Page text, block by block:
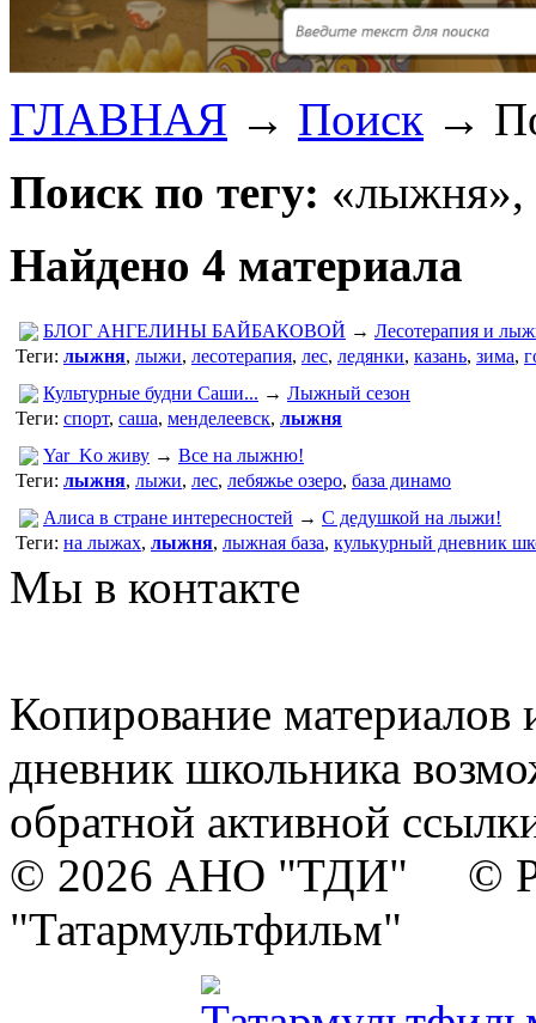
ГЛАВНАЯ → Поиск →
Поиск по тегу: «лыжня»,
Найдено 4 материала
БЛОГ АНГЕЛИНЫ БАЙБАКОВОЙ → Лесотерапия и
Теги: лыжня, лыжи, лесотерапия, лес, ледянки, казань, зима,
Культурные будни Саши... → Лыжный сезон
Теги: спорт, саша, менделеевск, лыжня
Yar_Ko живу → Все на лыжню!
Теги: лыжня, лыжи, лес, лебяжье озеро, база динамо
Алиса в стране интересностей → С дедушкой на лыжи!
Теги: на лыжах, лыжня, лыжная база, кулькурный дневник
Мы в контакте
Копирование материалов
дневник школьника
обратной активной
© 2026 АНО "ТДИ" ©
"Татармультфильм"